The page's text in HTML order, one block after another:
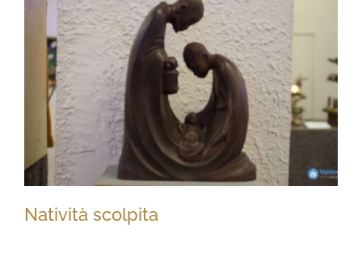
Natività scolpita